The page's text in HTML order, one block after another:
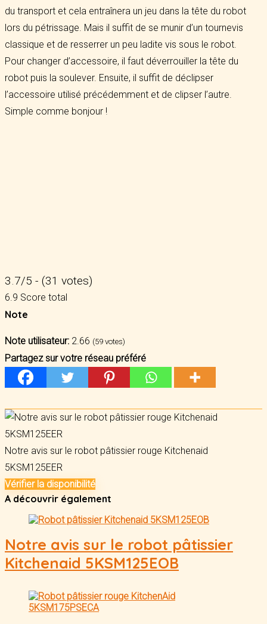
du transport et cela entraînera un jeu dans la tête du robot
lors du pétrissage. Mais il suffit de se munir d’un tournevis
classique et de resserrer un peu ladite vis sous le robot.
Pour changer d’accessoire, il faut déverrouiller la tête du
robot puis la soulever. Ensuite, il suffit de déclipser
l’accessoire utilisé précédemment et de clipser l’autre.
Simple comme bonjour !
3.7/5 - (31 votes)
6.9 Score total
Note
Note utilisateur: 2.66 (59 votes)
Partagez sur votre réseau préféré
Notre avis sur le robot pâtissier rouge Kitchenaid
5KSM125EER
Vérifier la disponibilité
A découvrir également
Notre avis sur le robot pâtissier
Kitchenaid 5KSM125EOB